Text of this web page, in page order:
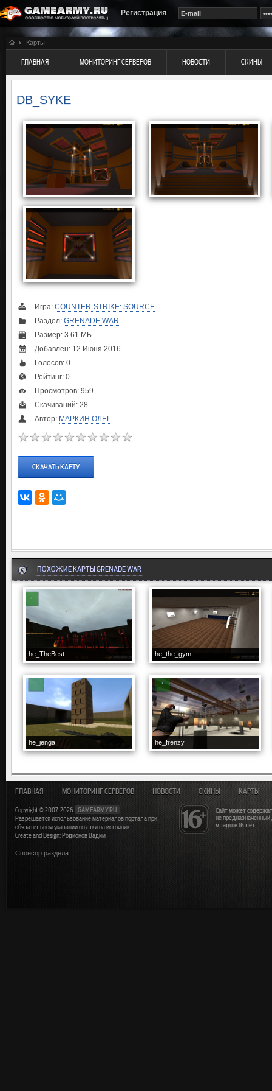
Регистрация
Карты
ГЛАВНАЯ МОНИТОРИНГ СЕРВЕРОВ НОВОСТИ СКИНЫ
DB_SYKE
Игра: COUNTER-STRIKE: SOURCE
Раздел: GRENADE WAR
Размер: 3.61 МБ
Добавлен: 12 Июня 2016
Голосов: 0
Рейтинг: 0
Просмотров: 959
Скачиваний: 28
Автор: МАРКИН ОЛЕГ
СКАЧАТЬ КАРТУ
ПОХОЖИЕ КАРТЫ GRENADE WAR
he_TheBest he_the_gym
he_jenga he_frenzy
Сайт может
не
младше 16 лет
ГЛАВНАЯ МОНИТОРИНГ СЕРВЕРОВ НОВОСТИ СКИНЫ КАРТЫ
Copyright © 2007-2026
GAMEARMY.RU
Разрешается использование материалов портала при
обязательном указании ссылки на источник
Create and Design: Родионов Вадим
Спонсор раздела: